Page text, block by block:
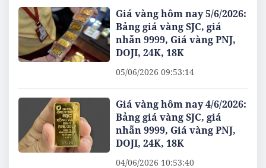
Giá vàng hôm nay 5/6/2026:
Bảng giá vàng SJC, giá
nhẫn 9999, Giá vàng PNJ,
DOJI, 24K, 18K
05/06/2026 09:53:14
Giá vàng hôm nay 4/6/2026:
Bảng giá vàng SJC, giá
nhẫn 9999, Giá vàng PNJ,
DOJI, 24K, 18K
04/06/2026 10:53:40